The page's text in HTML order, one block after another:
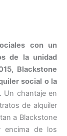
con un
de la unidad
Blackstone
social o la
Un chantaje en
de alquiler
a Blackstone
encima de los